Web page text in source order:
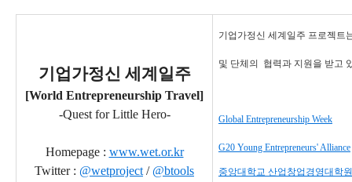
기업가정신 세계일주
[World Entrepreneurship Travel]
-Quest for Little Hero-
Homepage : www.wet.or.kr
Twitter : @wetproject / @btools
기업가정신 세계일주 프로젝트
및 단체의 협력과 지원을 받고
Global Entrepreneurship Week
G20 Young Entrepreneurs' Alliance
중앙대학교 산업창업경영대학원